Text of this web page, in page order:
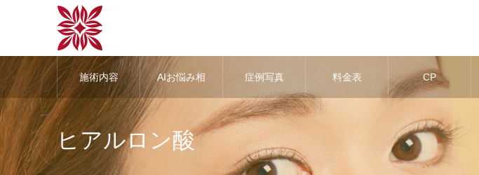
施術内容 AIお悩み相 症例写真 料金表 CP
ヒアルロン酸